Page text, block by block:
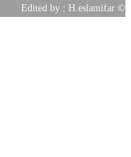
© Edited by : H.eslamifar